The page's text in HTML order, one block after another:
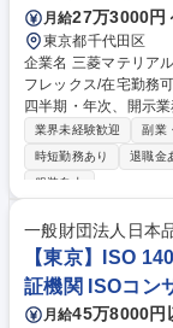
月給27万3000円
東京都千代田区
企業名 三菱マテリアル株式会社 求人名 【東京/単体
フレックス/在宅勤務可能 仕事の内容 本社経理室にて単体決算
四半期・年次、開示
務・財務・FP＆A・
挑戦が可能です。 【詳細】 ■単体決算実務(90％)：月次・四半期・年次決
算財務諸表の作成、
京/単体決算担当】丸
業界未経験歓迎 副業
時短勤務あり
退職金
服装自由
一般財団法人日本
【東京】ISO
証機関 ISOコン
月給45万8000円